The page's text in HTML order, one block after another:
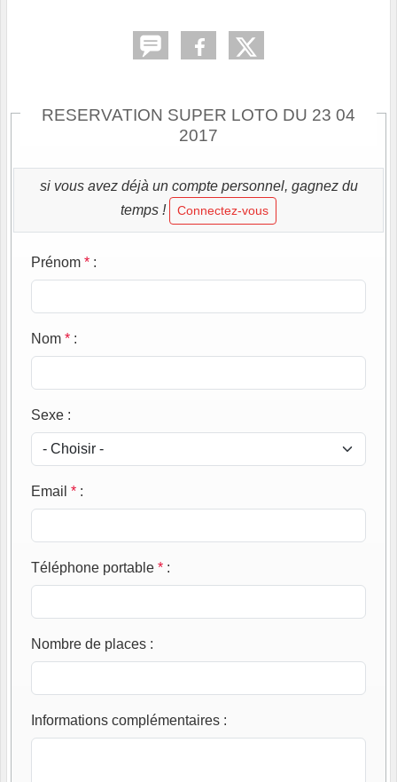
RESERVATION SUPER LOTO DU 23 04
2017
si vous avez déjà un compte personnel, gagnez du
temps !
Connectez-vous
Prénom * :
Nom * :
Sexe :
Email * :
Téléphone portable * :
Nombre de places :
Informations complémentaires :